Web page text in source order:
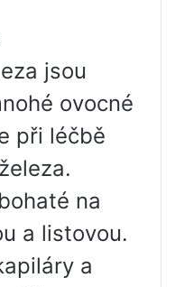
jsou
ovocné
při léčbě
na
a listovou.
a